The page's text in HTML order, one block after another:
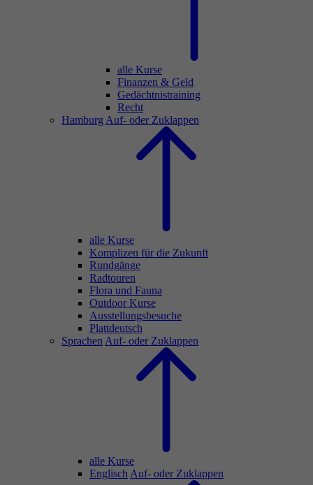
alle Kurse
Finanzen & Geld
Gedächtnistraining
Recht
Hamburg Auf- oder Zuklappen
alle Kurse
Komplizen für die Zukunft
Rundgänge
Radtouren
Flora und Fauna
Outdoor Kurse
Ausstellungsbesuche
Plattdeutsch
Sprachen Auf- oder Zuklappen
alle Kurse
Englisch Auf- oder Zuklappen